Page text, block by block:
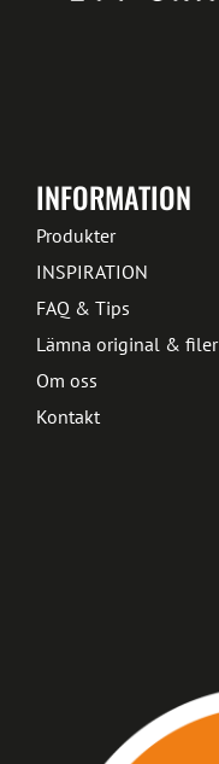
INFORMATION
Produkter
INSPIRATION
FAQ & Tips
Lämna original & filer
Om oss
Kontakt